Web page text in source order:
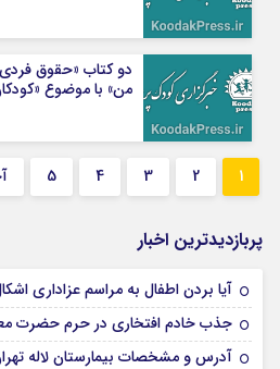
دو کتاب «حقوق
من» با موضوع
1
2
3
4
5
پربازدیدترین اخبار
آیا بردن اطفال به مراسم عزادارى
جذب خادم افتخاری در حرم حضرت
آدرس و مشخصات بیمارستان لاله